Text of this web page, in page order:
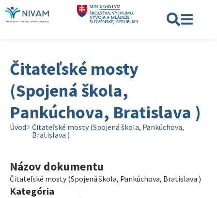
Čitateľské mosty
(Spojená škola,
Pankúchova, Bratislava )
Úvod
Čitateľské mosty (Spojená škola, Pankúchova,
Bratislava )
Názov dokumentu
Čitateľské mosty (Spojená škola, Pankúchova, Bratislava )
Kategória